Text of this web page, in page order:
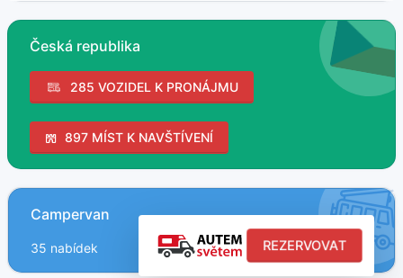
Česká republika
285 VOZIDEL K PRONÁJMU
897 MÍST K NAVŠTÍVENÍ
Campervan
35 nabídek REZERVOVAT